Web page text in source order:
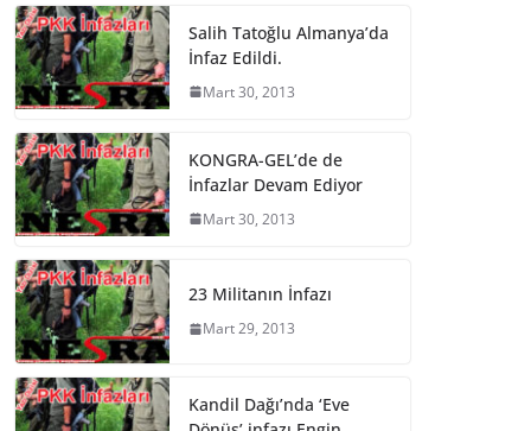
Salih Tatoğlu Almanya’da
İnfaz Edildi.
Mart 30, 2013
KONGRA-GEL’de de
İnfazlar Devam Ediyor
Mart 30, 2013
23 Militanın İnfazı
Mart 29, 2013
Kandil Dağı’nda ‘Eve